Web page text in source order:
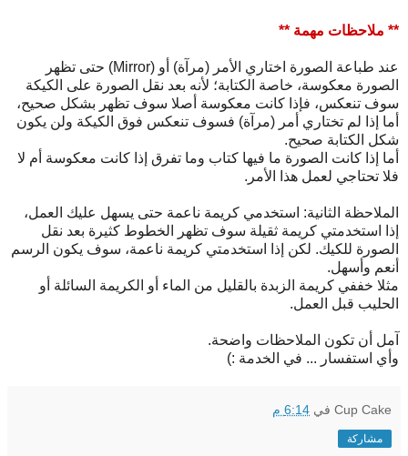
** ملاحظات مهمة **
عند طباعة الصورة اختاري الأمر (مرآة) أو (Mirror) حتى تظهر
الصورة معكوسة، خاصة الكتابة؛ لأنه بعد نقل الصورة على الكيكة
سوف تنعكس، فإذا كانت معكوسة أصلا سوف تظهر بشكل صحيح،
أما إذا لم تختاري أمر (مرآة) فسوف تنعكس فوق الكيكة ولن يكون
شكل الكتابة صحيح.
أما إذا كانت الصورة ما فيها كتاب وما تفرق إذا كانت معكوسة أم لا
فلا تحتاجي لعمل هذا الأمر.
الملاحظة الثانية: استخدمي كريمة ناعمة حتى يسهل عليك العمل،
إذا استخدمتي كريمة ثقيلة سوف تظهر الخطوط كثيرة بعد نقل
الصورة للكيك. لكن إذا استخدمتي كريمة ناعمة، سوف يكون الرسم
أنعم وأسهل.
مثلا خففي كريمة الزبدة بالقليل من الماء أو الكريمة السائلة أو
الحليب قبل العمل.
آمل أن تكون الملاحظات واضحة.
وأي استفسار ... في الخدمة :)
Cup Cake في 6:14 م
مشاركة